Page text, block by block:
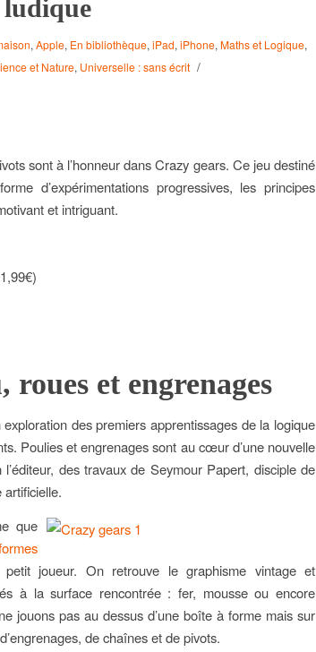
ludique
, Apple, En bibliothèque, iPad, iPhone, Maths et Logique,
et Nature, Universelle : sans écrit /
sont à l’honneur dans Crazy gears. Ce jeu destiné
d’expérimentations progressives, les principes
et intriguant.
roues et engrenages
des premiers apprentissages de la logique
Poulies et engrenages sont au cœur d’une nouvelle
des travaux de Seymour Papert, disciple de
artificielle.
que
joueur. On retrouve le graphisme vintage et
à la surface rencontrée : fer, mousse ou encore
jouons pas au dessus d’une boîte à forme mais sur
de chaînes et de pivots.